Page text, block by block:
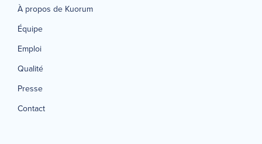
À propos de Kuorum
Équipe
Emploi
Qualité
Presse
Contact